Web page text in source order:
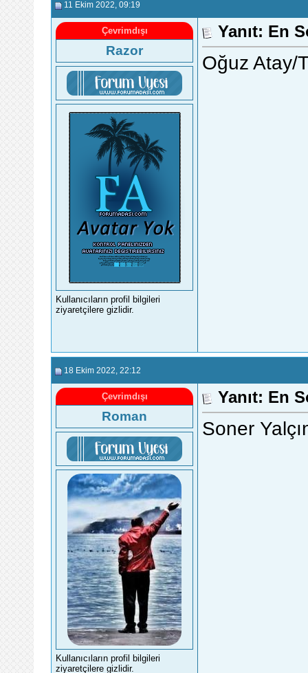
11 Ekim 2022 , 09:19
Çevrimdışı
Razor
Kullanıcıların profil bilgileri
ziyaretçilere gizlidir.
Yanıt: En
Oğuz Atay/
18 Ekim 2022 , 22:12
Çevrimdışı
Roman
Kullanıcıların profil bilgileri
ziyaretçilere gizlidir.
Yanıt: En
Soner